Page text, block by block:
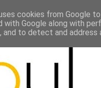
cookies from Google
with Google along with
to detect and address